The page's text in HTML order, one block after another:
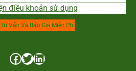
điều khoản sử dụng
Vấn Và Báo Giá Miễn Phí
Facebook Twitter LinkedIn